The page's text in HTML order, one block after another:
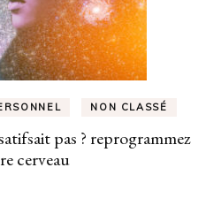
NON CLASSÉ
pas ? reprogrammez
cerveau